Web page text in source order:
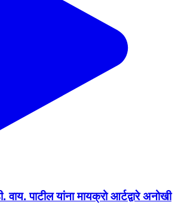
वाय. पाटील यांना मायक्रो आर्टद्वारे अनोखी